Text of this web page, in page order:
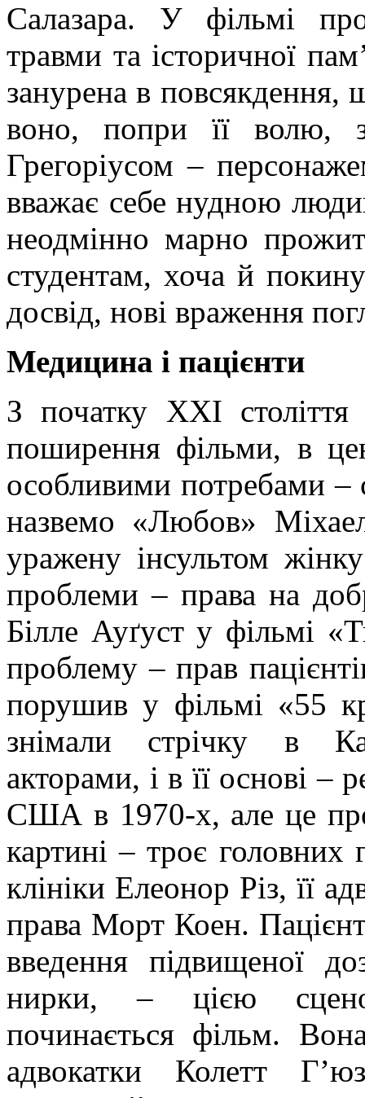
Салазара. У фільмі
травми та історичної
занурена в повсякдення,
воно, попри її волю,
Грегоріусом –
вважає себе нудною
неодмінно марно
студентам, хоча й
досвід, нові враження
Медицина і пацієнти
З початку ХХІ
поширення фільми, в
особливими потребами –
назвемо «Любов»
уражену інсультом
проблеми – права на
Білле Ауґусту фільмі
проблему – прав
порушив у фільмі «55
знімали стрічку в
акторами, і в її основі –
США в 1970-х, але це
картині – троє головних
клініки Елеонор Різ, її
права Морт Коен.
введення підвищеної
нирки, – цією
починається фільм.
адвокатки
Колетт
Г’юз